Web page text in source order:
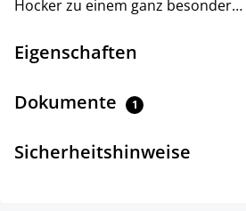
Hocker zu einem ganz besonder…
Eigenschaften
Dokumente 1
Sicherheitshinweise